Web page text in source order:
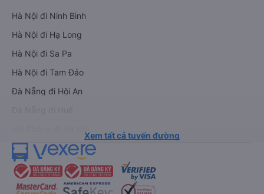
Hà Nội đi Ninh Bình
Hà Nội đi Hạ Long
Hà Nội đi Sa Pa
Hà Nội đi Tam Đảo
Đà Nẵng đi Hội An
Xem tất cả tuyến đường